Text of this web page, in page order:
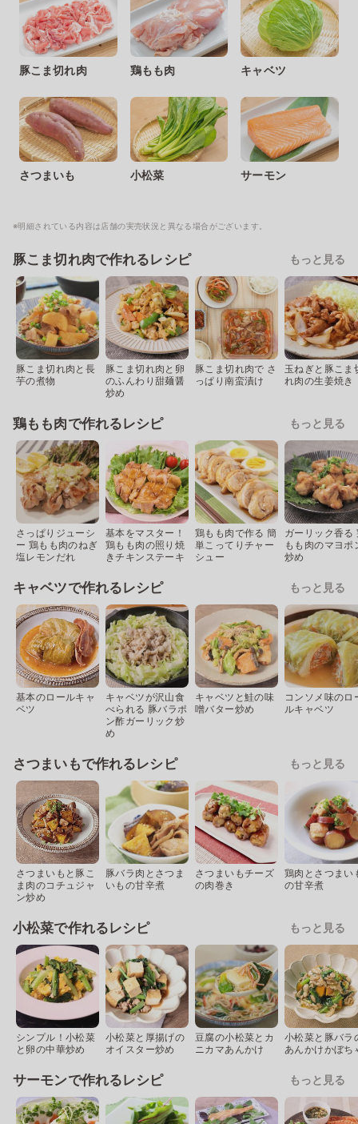
豚こま切れ肉 鶏もも肉 キャベツ
さつまいも 小松菜 サーモン
※明細されている内容は店舗の実売状況と異なる場合がございます。
豚こま切れ肉で作れるレシピ もっと見る
豚こま切れ肉と長
芋の煮物
豚こま切れ肉と卵
のふんわり甜麺醤
炒め
豚こま切れ肉で さ
っぱり南蛮漬け
玉ねぎと豚こま
れ肉の生姜焼き
鶏もも肉で作れるレシピ もっと見る
さっぱりジューシ
ー 鶏もも肉のねぎ
塩レモンだれ
基本をマスター！
鶏もも肉の照り焼
きチキンステーキ
鶏もも肉で作る 簡
単こってりチャー
シュー
ガーリック香る
もも肉のマヨポ
炒め
キャベツで作れるレシピ もっと見る
基本のロールキャ
ベツ
キャベツが沢山食
べられる 豚バラポ
ン酢ガーリック炒
め
キャベツと鮭の味
噌バター炒め
コンソメ味のロ
ルキャベツ
さつまいもで作れるレシピ もっと見る
さつまいもと豚こ
ま肉のコチュジャ
ン炒め
豚バラ肉とさつま
いもの甘辛煮
さつまいもチーズ
の肉巻き
鶏肉とさつまい
の甘辛煮
小松菜で作れるレシピ もっと見る
シンプル！小松菜
と卵の中華炒め
小松菜と厚揚げの
オイスター炒め
豆腐の小松菜とカ
ニカマあんかけ
小松菜と豚バラ
あんかけかぼち
サーモンで作れるレシピ もっと見る